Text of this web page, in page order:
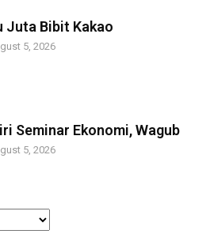
Juta Bibit Kakao
5, 2026
Seminar Ekonomi, Wagub
5, 2026